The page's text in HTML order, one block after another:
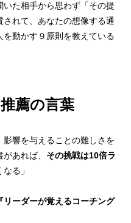
いた相手から思わず「その提
されて、 あなたの想像する通
を動かす９原則を教えている
薦の言葉
影響を与えることの難しさを
あれば、 その挑戦は10倍ラ
る」
ーダーが覚えるコーチング